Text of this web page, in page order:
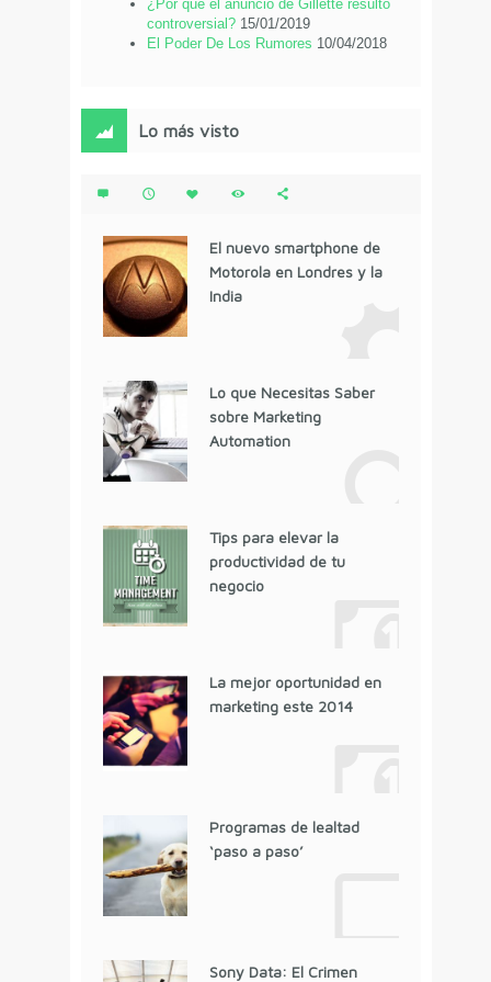
¿Por qué el anuncio de Gillette resultó
controversial? 15/01/2019
El Poder De Los Rumores 10/04/2018
Lo más visto
El nuevo smartphone de
Motorola en Londres y la
India
Lo que Necesitas Saber
sobre Marketing
Automation
Tips para elevar la
productividad de tu
negocio
La mejor oportunidad en
marketing este 2014
Programas de lealtad
‘paso a paso’
Sony Data: El Crimen